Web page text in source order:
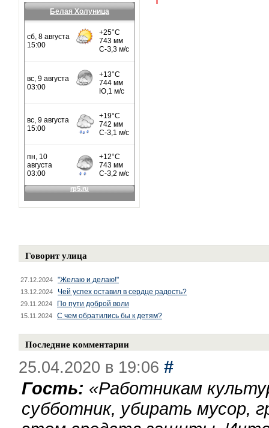
Белая Холуница
Говорит улица
27.12.2024 "Желаю и делаю!"
13.12.2024 Чей успех оставил в сердце радость?
29.11.2024 По пути доброй воли
15.11.2024 С чем обратились бы к детям?
Последние комментарии
25.04.2020 в 19:06 #
Гость: «Работникам
субботник, убирать мусор,